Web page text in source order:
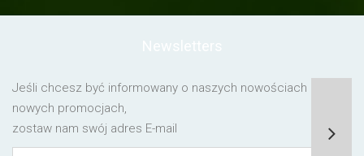
Jeśli chcesz być informowany o naszych nowościach lub o
nowych promocjach,
zostaw nam swój adres E-mail